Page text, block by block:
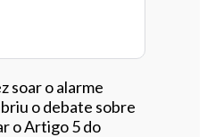
soar o alarme
o debate sobre
o Artigo 5 do